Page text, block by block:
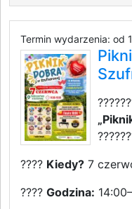
Termin wydarzenia:
???? Kiedy? 7
???? Godzina: